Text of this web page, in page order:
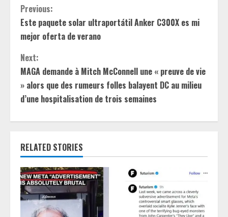
C
o
n
t
i
n
u
e
R
e
Previous:
Este paquete solar ultraportátil Anker C300X es mi
mejor oferta de verano
Next:
MAGA demande à Mitch McConnell une « preuve de vie
» alors que des rumeurs folles balayent DC au milieu
d’une hospitalisation de trois semaines
RELATED STORIES